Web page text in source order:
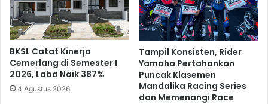
BKSL Catat Kinerja
Cemerlang di Semester I
2026, Laba Naik 387%
4 Agustus 2026
Tampil Konsisten, Rider
Yamaha Pertahankan
Puncak Klasemen
Mandalika Racing Series
dan Memenangi Race